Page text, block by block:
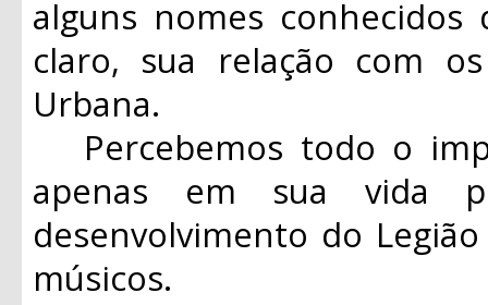
alguns nomes
claro, sua relação com
Urbana.
Percebemos todo o
apenas em sua vida
desenvolvimento do
músicos.